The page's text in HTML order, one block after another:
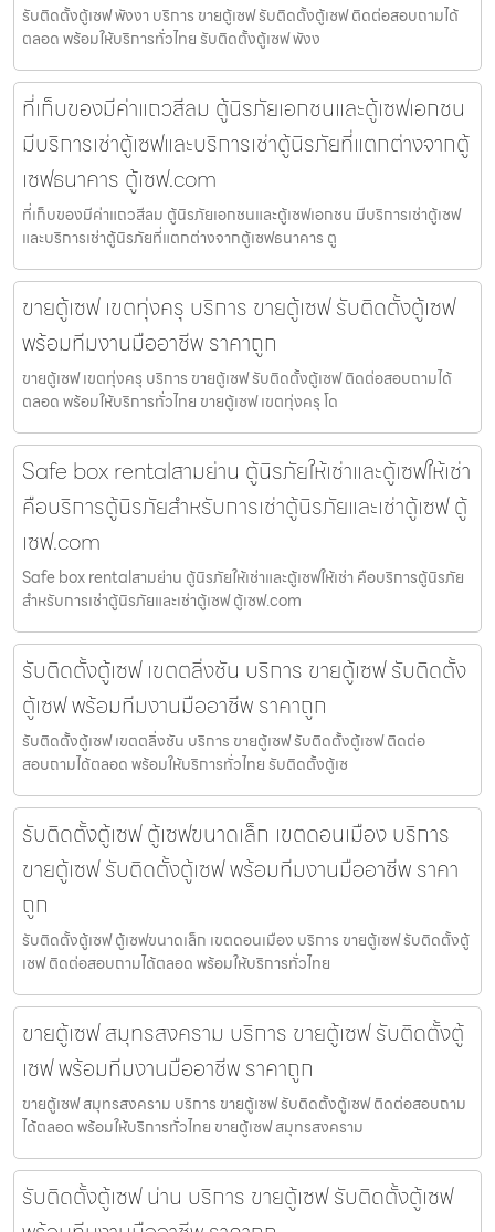
รับติดตั้งตู้เซฟ พังงา บริการ ขายตู้เซฟ รับติดตั้งตู้เซฟ ติดต่อสอบถามได้
ตลอด พร้อมให้บริการทั่วไทย รับติดตั้งตู้เซฟ พังง
ที่เก็บของมีค่าแถวสีลม ตู้นิรภัยเอกชนและตู้เซฟเอกชน
มีบริการเช่าตู้เซฟและบริการเช่าตู้นิรภัยที่แตกต่างจากตู้
เซฟธนาคาร ตู้เซฟ.com
ที่เก็บของมีค่าแถวสีลม ตู้นิรภัยเอกชนและตู้เซฟเอกชน มีบริการเช่าตู้เซฟ
และบริการเช่าตู้นิรภัยที่แตกต่างจากตู้เซฟธนาคาร ตู
ขายตู้เซฟ เขตทุ่งครุ บริการ ขายตู้เซฟ รับติดตั้งตู้เซฟ
พร้อมทีมงานมืออาชีพ ราคาถูก
ขายตู้เซฟ เขตทุ่งครุ บริการ ขายตู้เซฟ รับติดตั้งตู้เซฟ ติดต่อสอบถามได้
ตลอด พร้อมให้บริการทั่วไทย ขายตู้เซฟ เขตทุ่งครุ โด
Safe box rentalสามย่าน ตู้นิรภัยให้เช่าและตู้เซฟให้เช่า
คือบริการตู้นิรภัยสำหรับการเช่าตู้นิรภัยและเช่าตู้เซฟ ตู้
เซฟ.com
Safe box rentalสามย่าน ตู้นิรภัยให้เช่าและตู้เซฟให้เช่า คือบริการตู้นิรภัย
สำหรับการเช่าตู้นิรภัยและเช่าตู้เซฟ ตู้เซฟ.com
รับติดตั้งตู้เซฟ เขตตลิ่งชัน บริการ ขายตู้เซฟ รับติดตั้ง
ตู้เซฟ พร้อมทีมงานมืออาชีพ ราคาถูก
รับติดตั้งตู้เซฟ เขตตลิ่งชัน บริการ ขายตู้เซฟ รับติดตั้งตู้เซฟ ติดต่อ
สอบถามได้ตลอด พร้อมให้บริการทั่วไทย รับติดตั้งตู้เซ
รับติดตั้งตู้เซฟ ตู้เซฟขนาดเล็ก เขตดอนเมือง บริการ
ขายตู้เซฟ รับติดตั้งตู้เซฟ พร้อมทีมงานมืออาชีพ ราคา
ถูก
รับติดตั้งตู้เซฟ ตู้เซฟขนาดเล็ก เขตดอนเมือง บริการ ขายตู้เซฟ รับติดตั้งตู้
เซฟ ติดต่อสอบถามได้ตลอด พร้อมให้บริการทั่วไทย
ขายตู้เซฟ สมุทรสงคราม บริการ ขายตู้เซฟ รับติดตั้งตู้
เซฟ พร้อมทีมงานมืออาชีพ ราคาถูก
ขายตู้เซฟ สมุทรสงคราม บริการ ขายตู้เซฟ รับติดตั้งตู้เซฟ ติดต่อสอบถาม
ได้ตลอด พร้อมให้บริการทั่วไทย ขายตู้เซฟ สมุทรสงคราม
รับติดตั้งตู้เซฟ น่าน บริการ ขายตู้เซฟ รับติดตั้งตู้เซฟ